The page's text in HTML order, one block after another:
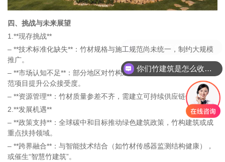
四、挑战与未来展望
1.**现存挑战**
– **技术标准化缺失**：竹材规格与施工规范尚未统一，制约大规模
推广。
– **市场认知不足**：部分地区对竹构建筑的耐久性存疑，需通过示
范项目提升公众接受度。
– **资源管理**：竹材质量参差不齐，需建立可持续供应链体系。
2.**发展机遇**
– **政策支持**：全球碳中和目标推动绿色建筑政策，竹构建筑或成
重点扶持领域。
– **跨界融合**：与智能技术结合（如竹材传感器监测结构健康），
或催生“智慧竹建筑”。
你们竹建筑是怎么收费的呢